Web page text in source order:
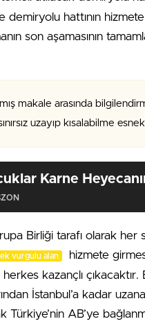
demiryolu hattının
son aşamasının
makale arasında
uzayıp kısalabilme
Karne
Birliği tarafı olarak
vurgulu alan
hizmete
herkes kazançlı
İstanbul’a kadar
Türkiye’nin AB’ye